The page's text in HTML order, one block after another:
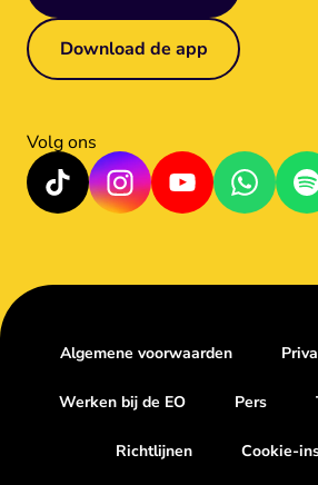
Download de app
Volg ons
Algemene voorwaarden
Werken bij de EO Pers
Richtlijnen Cookie-